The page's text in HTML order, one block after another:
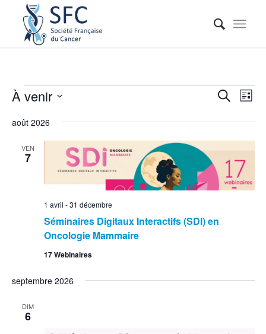
vues
Recherche
de
Liste
À venir
une
août 2026
VEN
7
Séminaires Digitaux Interactifs (SDI) en
Oncologie Mammaire
1 avril -31 décembre
17 Webinaires
septembre 2026
DIM
6